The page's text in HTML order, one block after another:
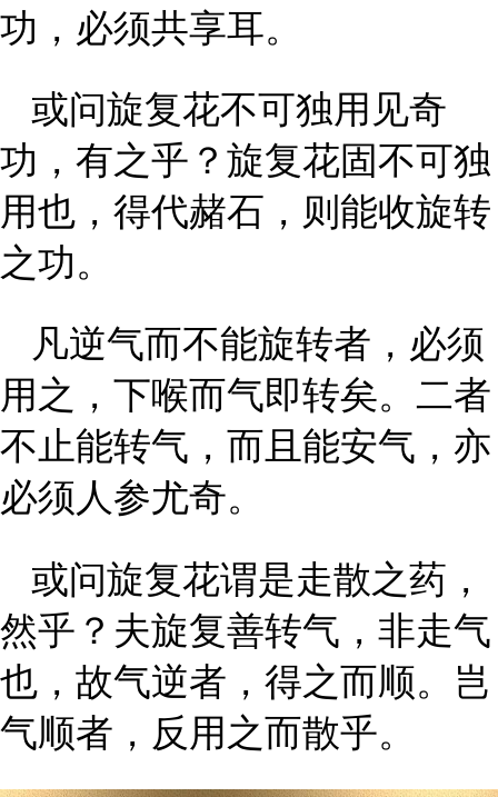
功，必须共享耳。
或问旋复花不可独用见奇
功，有之乎？旋复花固不可独
用也，得代赭石，则能收旋转
之功。
凡逆气而不能旋转者，必须
用之，下喉而气即转矣。二者
不止能转气，而且能安气，亦
必须人参尤奇。
或问旋复花谓是走散之药，
然乎？夫旋复善转气，非走气
也，故气逆者，得之而顺。岂
气顺者，反用之而散乎。